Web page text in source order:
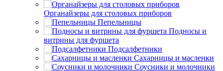
Органайзеры для столовых приборов
Пепельницы
Подносы и
витрины для фуршета
Подсалфетники
Сахарницы и масленки
Соусники и молочники